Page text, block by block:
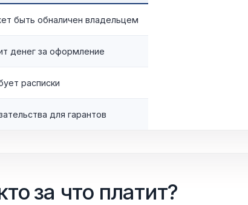
быть обналичен владельцем
денег за оформление
расписки
для гарантов
за что платит?